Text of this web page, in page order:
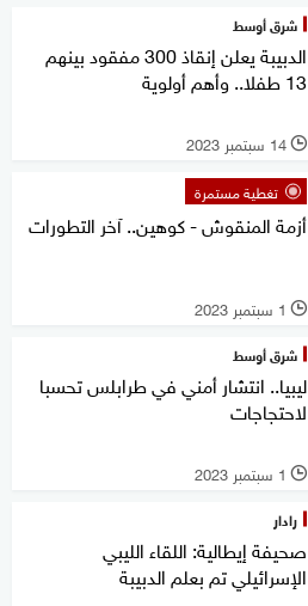
شرق أوسط
الدبيبة يعلن إنقاذ 300 مفقود بينهم
13 طفلا.. وأهم أولوية
l 14 سبتمبر 2023
تغطية مستمرة
أزمة المنقوش - كوهين.. آخر التطورات
l 1 سبتمبر 2023
شرق أوسط
ليبيا.. انتشار أمني في طرابلس تحسبا
لاحتجاجات
l 1 سبتمبر 2023
رادار
صحيفة إيطالية: اللقاء الليبي
الإسرائيلي تم بعلم الدبيبة